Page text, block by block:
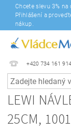
Chcete slevu 3%
Přihlášení a
nákup.
+420 734 161 914
LEWI
25CM,